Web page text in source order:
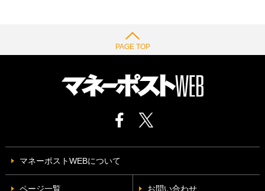
PAGE TOP
マネーポストWEBについて
ページ一覧 お問い合わせ